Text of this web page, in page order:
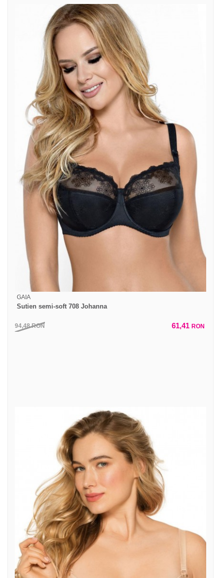
GAIA
Sutien semi-soft 708 Johanna
94,48RON 61,41 RON